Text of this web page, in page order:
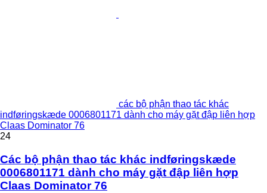
các bộ phận thao tác khác
indføringskæde 0006801171 dành cho máy gặt đập liên hợp
Claas Dominator 76
24
Các bộ phận thao tác khác indføringskæde
0006801171 dành cho máy gặt đập liên hợp
Claas Dominator 76